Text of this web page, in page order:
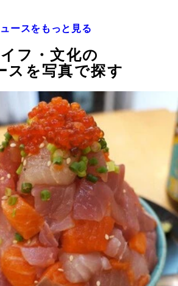
ースをもっと見る
フ・文化の
スを写真で探す